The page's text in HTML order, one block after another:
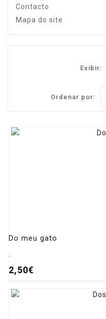
Contacto
Mapa do site
Exibir:
Ordenar por:
Do meu gato
2,50€